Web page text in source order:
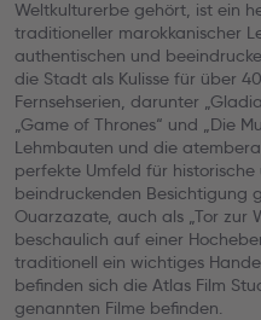
Weltkulturerbe gehört, ist ein
traditioneller marokkanischer
authentischen und
die Stadt als Kulisse für über
Fernsehserien, darunter
„Game of Thrones“ und „Die
Lehmbauten und die
perfekte Umfeld für historische
beindruckenden Besichtigung
Ouarzazate, auch als „Tor zur
beschaulich auf einer
traditionell ein wichtiges
befinden sich die Atlas Film
genannten Filme befinden.